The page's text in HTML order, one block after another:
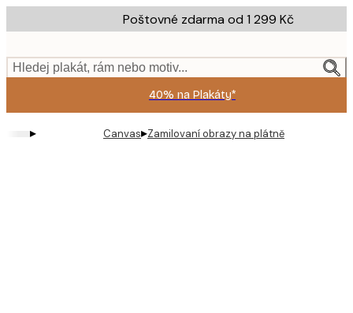
to
content.
Poštovné zdarma od 1 299 Kč
Hledej plakát, rám nebo motiv...
40% na Plakáty*
▸ Canvas▸Zamilovaní obrazy na plátně